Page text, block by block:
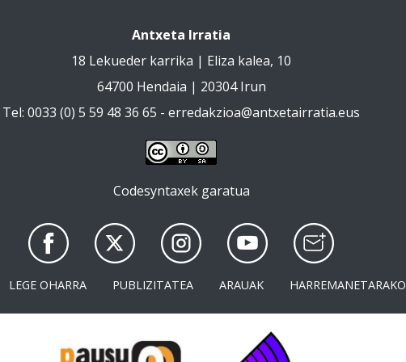
Antxeta Irratia
18 Lekueder karrika | Eliza kalea, 10
64700 Hendaia | 20304 Irun
Tel: 0033 (0) 5 59 48 36 65 - erredakzioa@antxetairratia.eus
Codesyntaxek garatua
LEGE OHARRA PUBLIZITATEA ARAUAK HARREMANETARAKO